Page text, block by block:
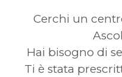
Cerchi un
Hai bisogno di
Ti è stata